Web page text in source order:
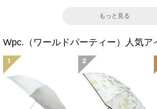
もっと見る
Wpc.（ワールドパーティー）人気ア
1 2